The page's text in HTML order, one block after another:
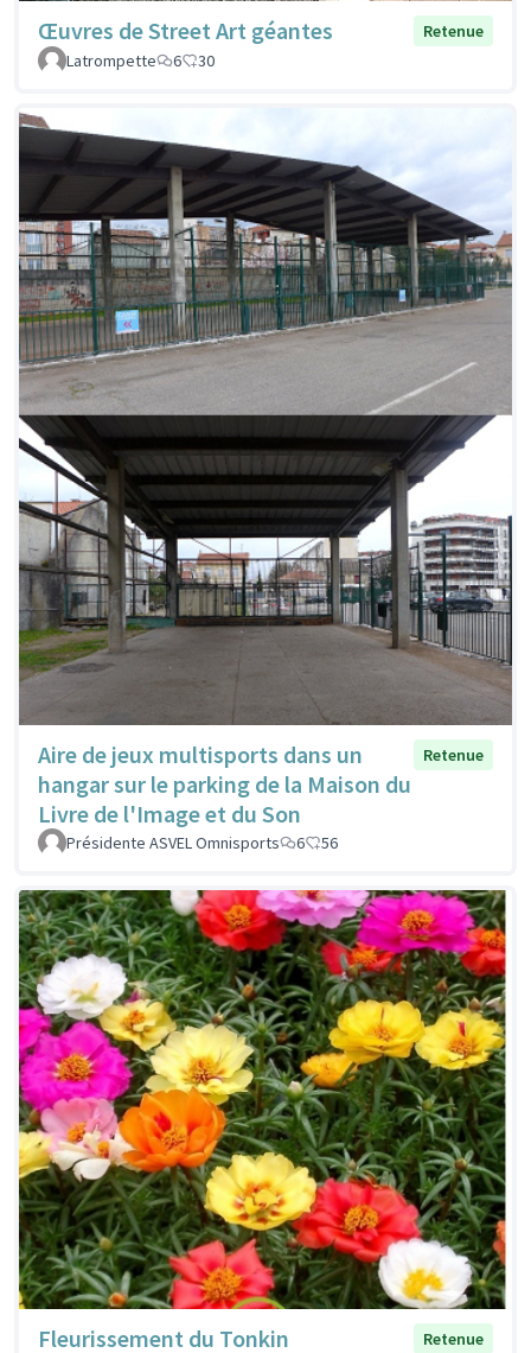
Œuvres de Street Art géantes
Retenue
Latrompette
6 30
Aire de jeux multisports dans un
hangar sur le parking de la Maison du
Livre de l'Image et du Son
Retenue
Présidente ASVEL Omnisports 6 56
Fleurissement du Tonkin
Retenue